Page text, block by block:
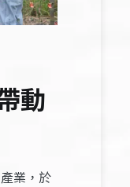
動
業，於